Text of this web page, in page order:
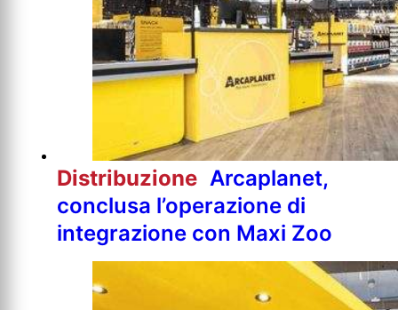
Distribuzione Arcaplanet,
conclusa l’operazione di
integrazione con Maxi Zoo